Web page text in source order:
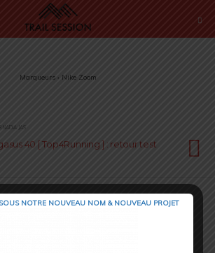
Marqueurs › Nike Zoom
NADIA JAS
40 [ Top4Running ] : retour test
NOTRE NOUVEAU NOM & NOUVEAU PROJET